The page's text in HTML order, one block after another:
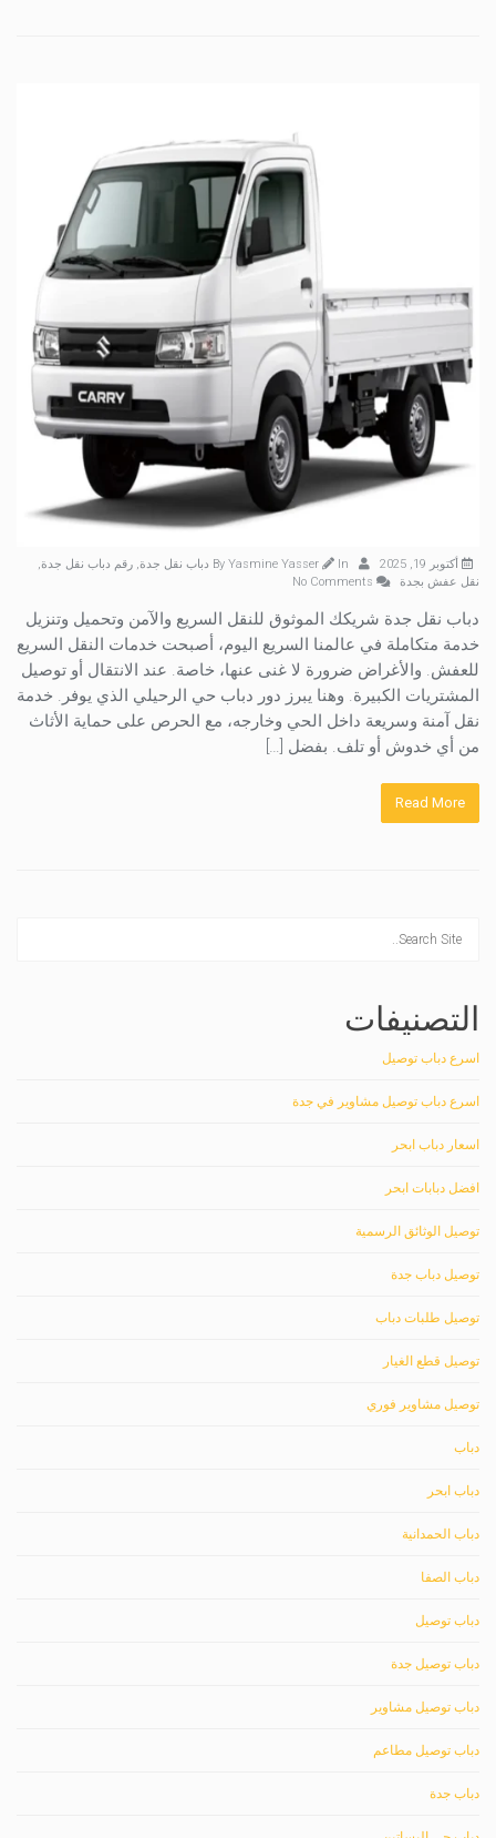
أكتوبر 19, 2025 Yasmine Yasser In دباب نقل جدة, رقم دباب نقل جدة,
نقل عفش بجدة
دباب نقل جدة شريكك الموثوق للنقل السريع والآمن وتحميل وتنزيل
خدمة متكاملة في عالمنا السريع اليوم، أصبحت خدمات النقل السريع
للعفش. والأغراض ضرورة لا غنى عنها، خاصة. عند الانتقال أو توصيل
المشتريات الكبيرة. وهنا يبرز دور دباب حي الرحيلي الذي يوفر. خدمة
نقل آمنة وسريعة داخل الحي وخارجه، مع الحرص على حماية الأثاث
من أي خدوش أو تلف. بفضل […]
Read More
التصنيفات
اسرع دباب توصيل
اسرع دباب توصيل مشاوير في جدة
اسعار دباب ابحر
افضل دبابات ابحر
توصيل الوثائق الرسمية
توصيل دباب جدة
توصيل طلبات دباب
توصيل قطع الغيار
توصيل مشاوير فوري
دباب
دباب ابحر
دباب الحمدانية
دباب الصفا
دباب توصيل
دباب توصيل جدة
دباب توصيل مشاوير
دباب توصيل مطاعم
دباب جدة